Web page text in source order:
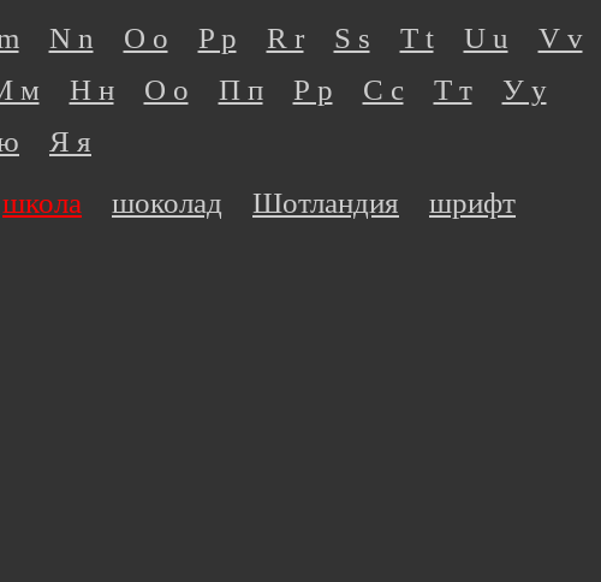
N n O o P p R r S s T t U u
V v
м Н н О о П п Р р С с Т т
У у
Я я
школа шоколад Шотландия шрифт